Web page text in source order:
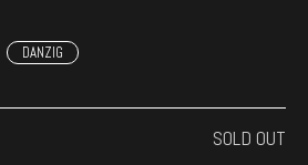
DANZIG
SOLD OUT